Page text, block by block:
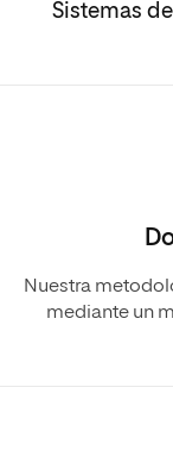
Sistemas
Nuestra
mediante un